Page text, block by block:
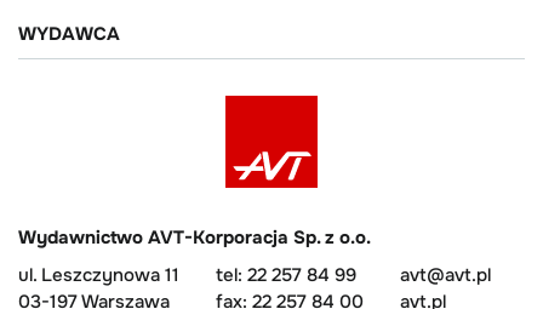
WYDAWCA
Wydawnictwo AVT-Korporacja Sp. z o.o.
ul. Leszczynowa 11
03-197 Warszawa
tel: 22 257 84 99
fax: 22 257 84 00
avt@avt.pl
avt.pl